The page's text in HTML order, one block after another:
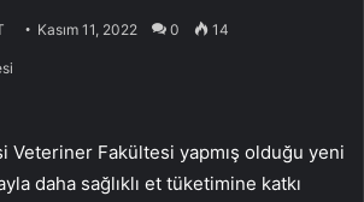
Kasım 11, 2022 0 14
Veteriner Fakültesi yapmış olduğu yeni
daha sağlıklı et tüketimine katkı